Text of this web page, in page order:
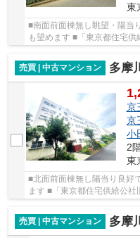
東
■南面前面棟無し眺望・陽当
も望めます ■「東京都住宅
売買 | 中古マンション
多摩
京
京
小
2
東
■北面前面棟無し陽当り良好
ます ■「東京都住宅供給公社
ュニティのハ棟全体で820世
売買 | 中古マンション
多摩